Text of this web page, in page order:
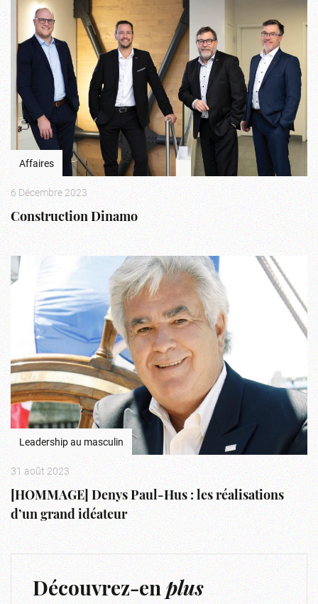
Affaires
6 Décembre 2023
Construction Dinamo
Leadership au masculin
31 août 2023
[HOMMAGE] Denys Paul-Hus : les réalisations
d’un grand idéateur
Découvrez-enplus